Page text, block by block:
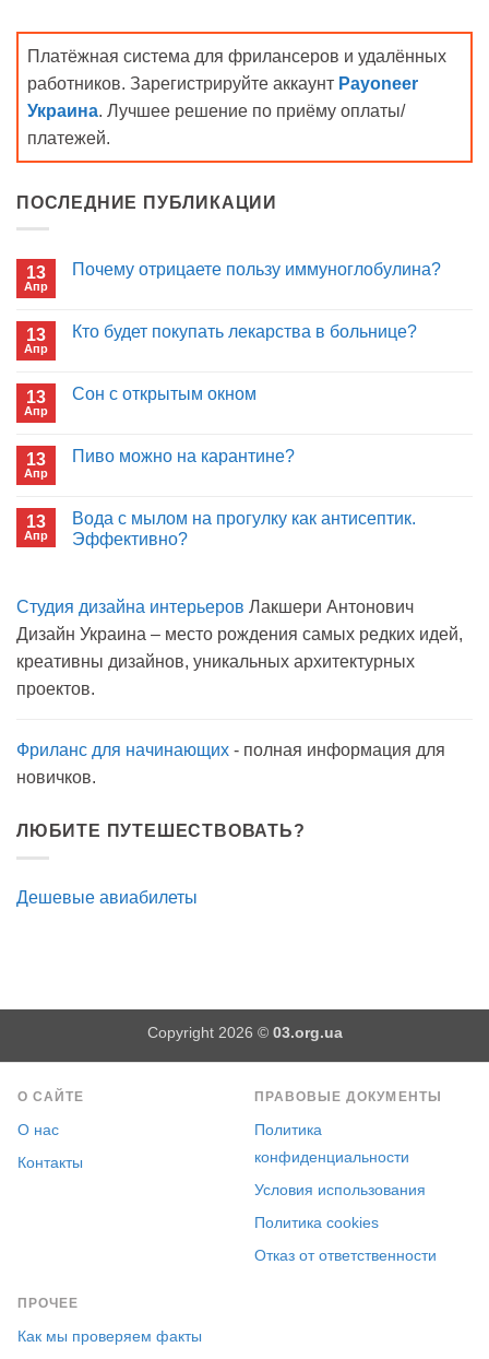
Платёжная система для фрилансеров и удалённых
работников. Зарегистрируйте аккаунт Payoneer
Украина. Лучшее решение по приёму оплаты/
платежей.
ПОСЛЕДНИЕ ПУБЛИКАЦИИ
13
Апр
Почему отрицаете пользу иммуноглобулина?
Почему
13
Апр
Кто будет покупать лекарства в больнице?
Кто
в
13
Апр
Сон с открытым окном
Сон
13
Апр
Пиво можно на карантине?
Пиво
можно
13
Апр
Вода с мылом на прогулку как антисептик.
Эффективно?
Вода
мылом
прогулку
антисептик.
Студия дизайна интерьеров Лакшери Антонович
Дизайн Украина – место рождения самых редких идей,
креативны дизайнов, уникальных архитектурных
проектов.
Фриланс для начинающих - полная информация для
новичков.
ЛЮБИТЕ ПУТЕШЕСТВОВАТЬ?
Дешевые авиабилеты
Copyright 2026 © 03.org.ua
О САЙТЕ
О нас
Контакты
ПРАВОВЫЕ ДОКУМЕНТЫ
Политика
конфиденциальности
Условия использования
Политика cookies
Отказ от ответственности
ПРОЧЕЕ
Как мы проверяем факты